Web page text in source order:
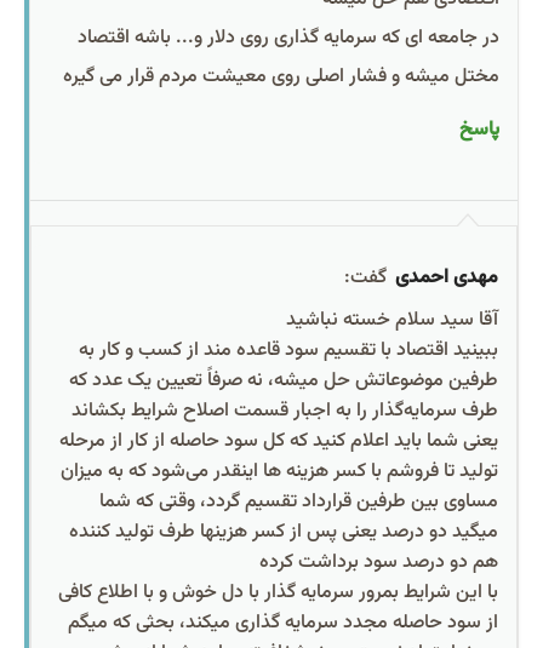
در جامعه ای که سرمایه گذاری روی دلار و... باشه اقتصاد
مختل میشه و فشار اصلی روی معیشت مردم قرار می گیره
پاسخ
مهدی احمدی گفت:
آقا سید سلام خسته نباشید
ببینید اقتصاد با تقسیم سود قاعده مند از کسب و کار به
طرفین موضوعاتش حل میشه، نه صرفاً تعیین یک عدد که
طرف سرمایه‌گذار را به اجبار قسمت اصلاح شرایط بکشاند
یعنی شما باید اعلام کنید که کل سود حاصله از کار از مرحله
تولید تا فروشم با کسر هزینه ها اینقدر می‌شود که به میزان
مساوی بین طرفین قرارداد تقسیم گردد، وقتی که شما
میگید دو درصد یعنی پس از کسر هزینها طرف تولید کننده
هم دو درصد سود برداشت کرده
با این شرایط بمرور سرمایه گذار با دل خوش و با اطلاع کافی
از سود حاصله مجدد سرمایه گذاری میکند، بحثی که میگم